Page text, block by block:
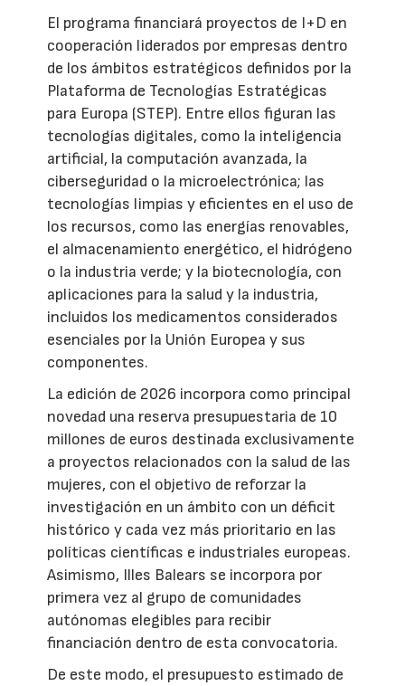
El programa financiará proyectos de I+D en
cooperación liderados por empresas dentro
de los ámbitos estratégicos definidos por la
Plataforma de Tecnologías Estratégicas
para Europa (STEP). Entre ellos figuran las
tecnologías digitales, como la inteligencia
artificial, la computación avanzada, la
ciberseguridad o la microelectrónica; las
tecnologías limpias y eficientes en el uso de
los recursos, como las energías renovables,
el almacenamiento energético, el hidrógeno
o la industria verde; y la biotecnología, con
aplicaciones para la salud y la industria,
incluidos los medicamentos considerados
esenciales por la Unión Europea y sus
componentes.
La edición de 2026 incorpora como principal
novedad una reserva presupuestaria de 10
millones de euros destinada exclusivamente
a proyectos relacionados con la salud de las
mujeres, con el objetivo de reforzar la
investigación en un ámbito con un déficit
histórico y cada vez más prioritario en las
políticas científicas e industriales europeas.
Asimismo, Illes Balears se incorpora por
primera vez al grupo de comunidades
autónomas elegibles para recibir
financiación dentro de esta convocatoria.
De este modo, el presupuesto estimado de